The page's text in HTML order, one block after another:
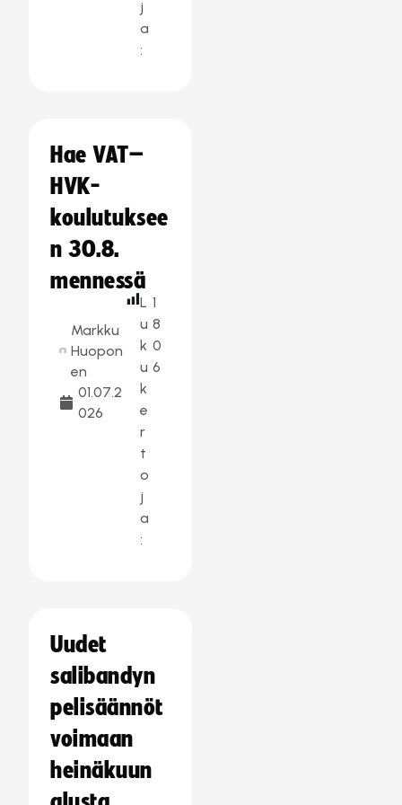
j
a
:
Hae VAT–
HVK-
koulutuksee
n 30.8.
mennessä
Markku
Huopon
en
01.07.2
026
L
u
k
u
k
e
r
t
o
j
a
:
1
8
0
6
Uudet
salibandyn
pelisäännöt
voimaan
heinäkuun